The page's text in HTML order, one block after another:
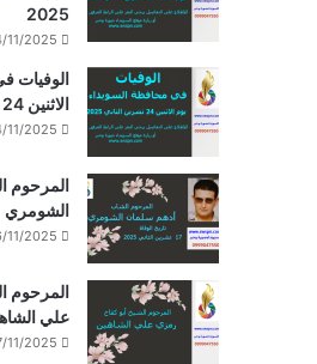
2025
11/2025
الوفيات
الاثنين 24 تشرين الثاني 2025
11/2025
المرحوم
الشومري
11/2025
المرحوم
علي
11/2025